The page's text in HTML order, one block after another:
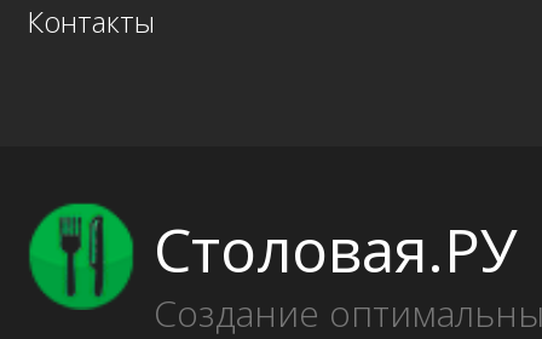
Контакты
Столовая.РУ
Создание